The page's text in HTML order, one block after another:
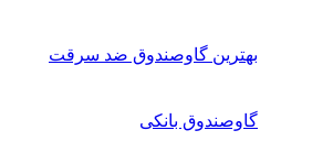
بهترین گاوصندوق ضد سرقت
گاوصندوق بانکی